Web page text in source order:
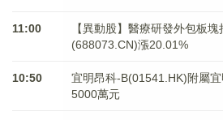
11:00
【異動股】醫療研發外包板
(688073.CN)漲20.01%
10:50
宜明昂科-B(01541.HK)附屬
5000萬元